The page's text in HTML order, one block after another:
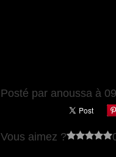
Posté par anoussa à
Vous aimez ?